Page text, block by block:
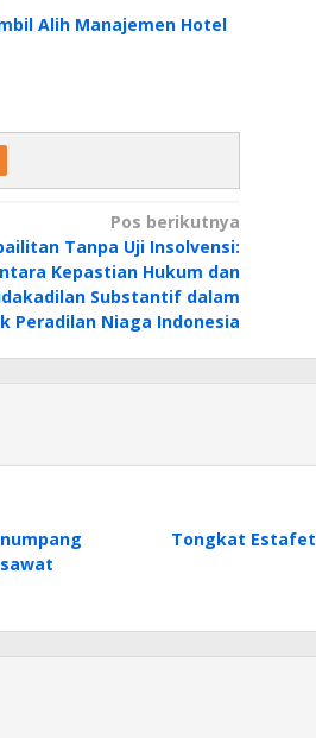
Alih Manajemen Hotel
Pos berikutnya
Tanpa Uji Insolvensi:
Kepastian Hukum dan
Substantif dalam
Peradilan Niaga Indonesia
Tongkat Estafet